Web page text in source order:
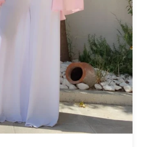
(12)
(5)
(2)